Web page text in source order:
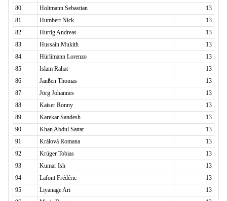
80
Holtmann Sebastian
13
81
Humbert Nick
13
82
Hurtig Andreas
13
83
Hussain Mukith
13
84
Hürlimann Lorenzo
13
85
Islam Rahat
13
86
Janßen Thomas
13
87
Jörg Johannes
13
88
Kaiser Ronny
13
89
Karekar Sandesh
13
90
Khan Abdul Sattar
13
91
Králová Romana
13
92
Krüger Tobias
13
93
Kumar Ish
13
94
Lafont Frédéric
13
95
Liyanage Ari
13